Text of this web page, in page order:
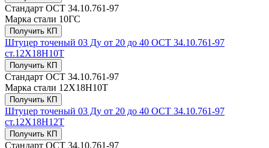
Стандарт ОСТ 34.10.761-97
Марка стали 10ГС
Получить КП
Штуцер точеный 03 Ду от 20 до 40 ОСТ 34.10.761-97
ст.12Х18Н10Т
Получить КП
Стандарт ОСТ 34.10.761-97
Марка стали 12Х18Н10Т
Получить КП
Штуцер точеный 03 Ду от 20 до 40 ОСТ 34.10.761-97
ст.12Х18Н12Т
Получить КП
Стандарт ОСТ 34.10.761-97